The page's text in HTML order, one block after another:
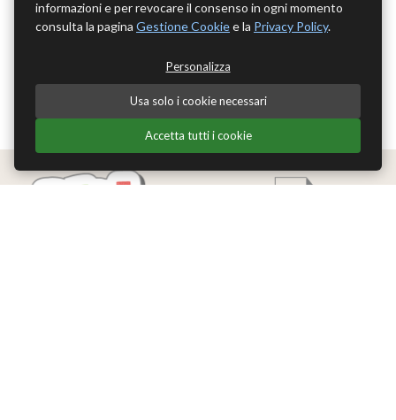
informazioni e per revocare il consenso in ogni momento
consulta la pagina Gestione Cookiee la Privacy Policy.
Personalizza
Usa solo i cookie necessari
Accetta tutti i cookie